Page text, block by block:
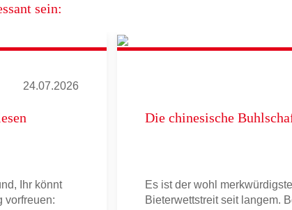
sein:
24.07.2026
Ihr könnt
vorfreuen:
Die chinesische
Es ist der wohl merkwürdigste
Bieterwettstreit seit langem.